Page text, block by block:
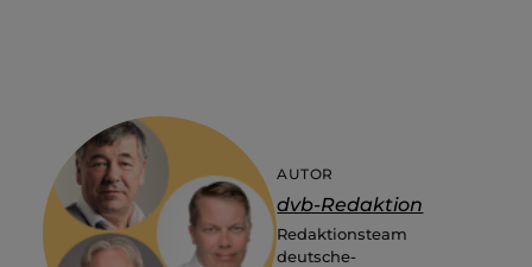
AUTOR
dvb-Redaktion
Redaktionsteam
deutsche-